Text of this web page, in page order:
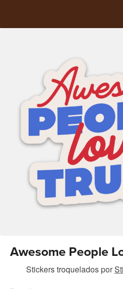
Awesome People
Stickers troqueladospor